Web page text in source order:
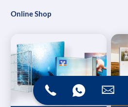
Online Shop